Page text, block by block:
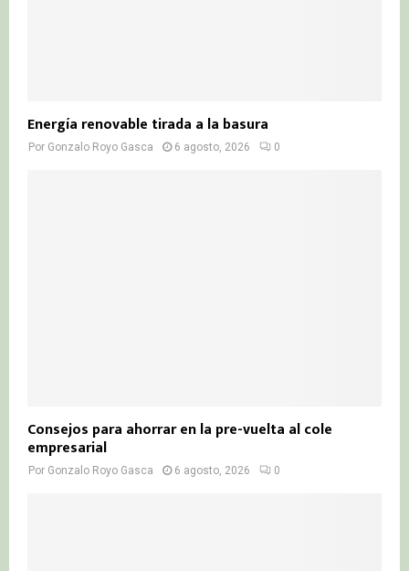
Energía renovable tirada a la basura
Por Gonzalo Royo Gasca 6 agosto, 2026 0
Consejos para ahorrar en la pre-vuelta al cole
empresarial
Por Gonzalo Royo Gasca 6 agosto, 2026 0